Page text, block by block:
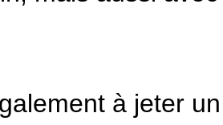
à jeter